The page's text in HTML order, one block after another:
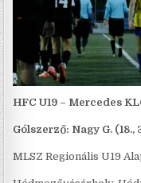
HFC U19 – Mercedes
Gólszerző: Nagy G. (18.,
MLSZ Regionális U19